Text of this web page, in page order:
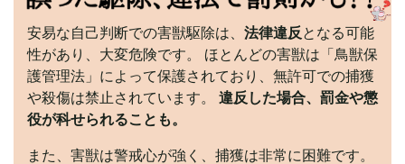
安易な自己判断での害獣駆除は、 法律違反 となる可能
性があり、大変危険です。 ほとんどの害獣は「鳥獣保
護管理法」によって保護されており、無許可での捕獲
や殺傷は禁止されています。 違反した場合、罰金や懲
役が科せられることも。
また、害獣は警戒心が強く、捕獲は非常に困難です。